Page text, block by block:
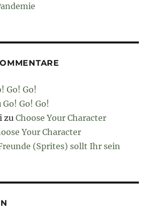
Go! Go!
Go! Go! Go!
zuChoose Your Character
Your Character
(Sprites) sollt Ihr sein